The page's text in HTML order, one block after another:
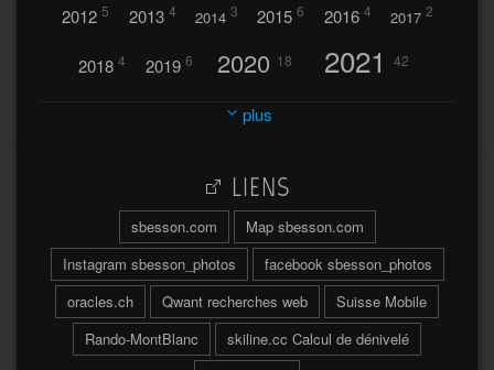
2012 5 2013 4 2014 3 2015 6 2016 4 2017 2
2018 4 2019 6 2020 18 2021 42
2023 32
2026
A travers l'hublot 17 Abländschen 3
Açores 2004 64 Adelboden 2
Adonis 6
plus
LIENS
sbesson.com
Map sbesson.com
Instagram sbesson_photos
facebook sbesson_photos
oracles.ch
Qwant recherches web
Suisse Mobile
Rando-MontBlanc
skiline.cc Calcul de dénivelé